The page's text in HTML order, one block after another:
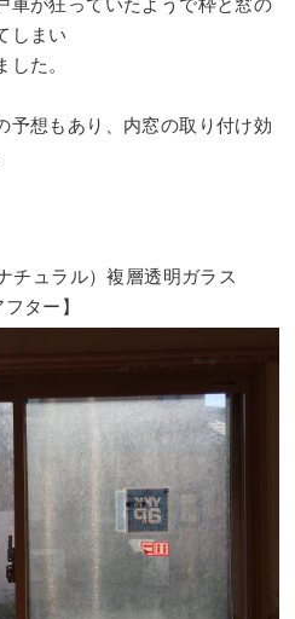
しまい
た。
予想もあり、内窓の取り付け効
チュラル）複層透明ガラス
フター】